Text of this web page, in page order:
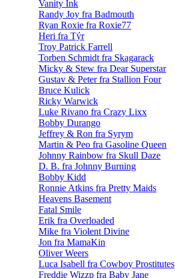
Vanity Ink
Randy Joy fra Badmouth
Ryan Roxie fra Roxie77
Heri fra Týr
Troy Patrick Farrell
Torben Schmidt fra Skagarack
Micky & Stew fra Dear Superstar
Gustav & Peter fra Stallion Four
Bruce Kulick
Ricky Warwick
Luke Rivano fra Crazy Lixx
Bobby Durango
Jeffrey & Ron fra Syrym
Martin & Peo fra Gasoline Queen
Johnny Rainbow fra Skull Daze
D. B. fra Johnny Burning
Bobby Kidd
Ronnie Atkins fra Pretty Maids
Heavens Basement
Fatal Smile
Erik fra Overloaded
Mike fra Violent Divine
Jon fra MamaKin
Oliver Weers
Luca Isabell fra Cowboy Prostitutes
Freddie Wizzp fra Baby Jane